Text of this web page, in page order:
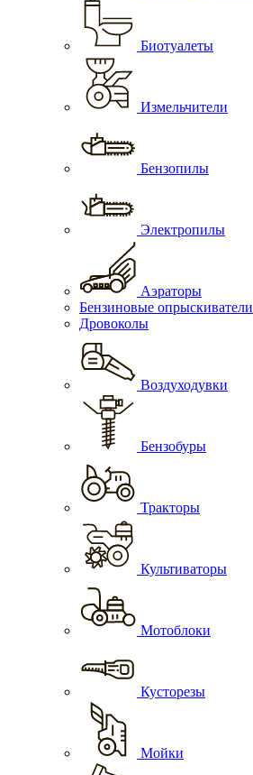
Биотуалеты
Измельчители
Бензопилы
Электропилы
Аэраторы
Бензиновые опрыскиватели
Дровоколы
Воздуходувки
Бензобуры
Тракторы
Культиваторы
Мотоблоки
Кусторезы
Мойки